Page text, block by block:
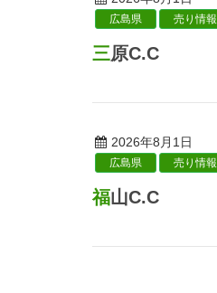
広島県 売り情報
三原C.C
2026年8月1日
広島県 売り情報
福山C.C